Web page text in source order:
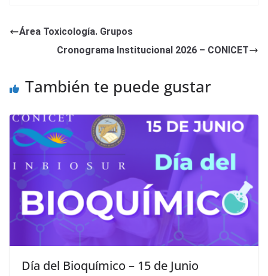
Área Toxicología. Grupos
Cronograma Institucional 2026 – CONICET
También te puede gustar
Día del Bioquímico – 15 de Junio